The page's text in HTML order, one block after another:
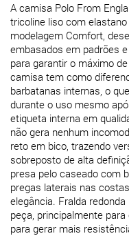
A camisa Polo From
tricoline liso com
modelagem Comfort,
embasados em padrões
para garantir o máximo
camisa tem como
barbatanas internas, o
durante o uso mesmo
etiqueta interna em
não gera nenhum
reto em bico, trazendo
sobreposto de alta
presa pelo caseado com
pregas laterais nas
elegância. Fralda
peça, principalmente
para gerar mais